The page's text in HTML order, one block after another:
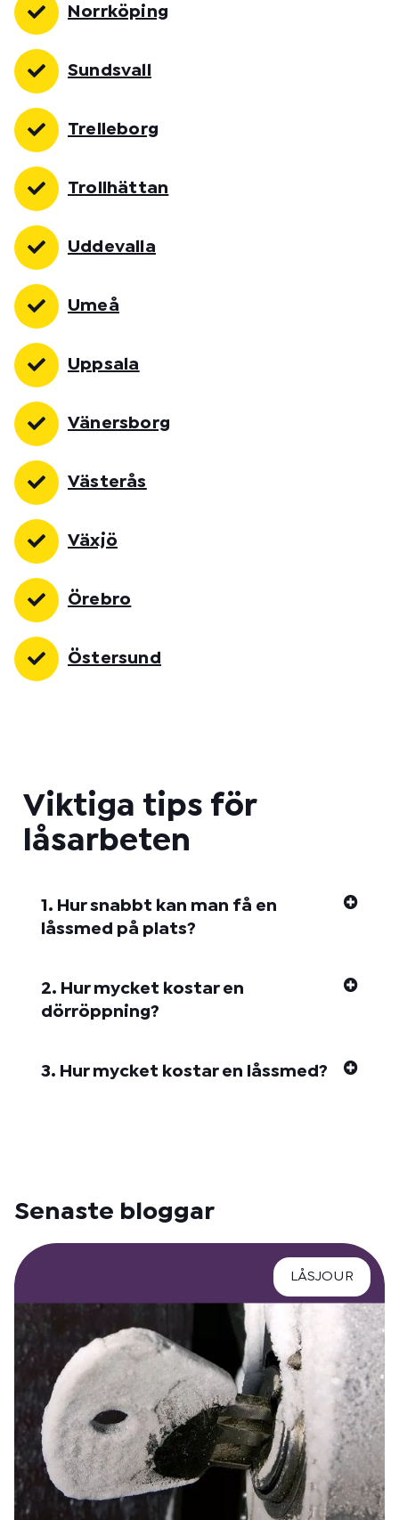
Norrköping
Sundsvall
Trelleborg
Trollhättan
Uddevalla
Umeå
Uppsala
Vänersborg
Västerås
Växjö
Örebro
Östersund
Viktiga tips för
låsarbeten
1. Hur snabbt kan man få en
låssmed på plats?
2. Hur mycket kostar en
dörröppning?
3. Hur mycket kostar en låssmed?
Senaste bloggar
LÅSJOUR